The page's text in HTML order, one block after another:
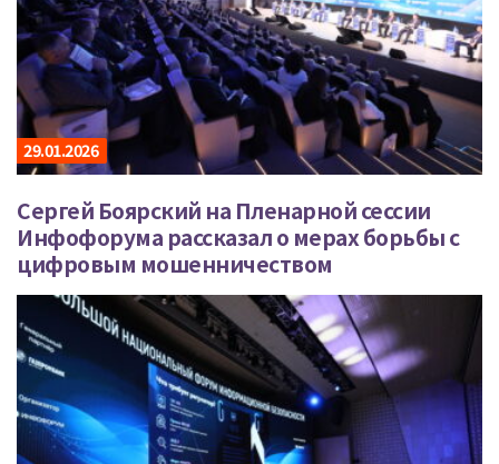
29.01.2026
Сергей Боярский на Пленарной сессии
Инфофорума рассказал о мерах борьбы с
цифровым мошенничеством